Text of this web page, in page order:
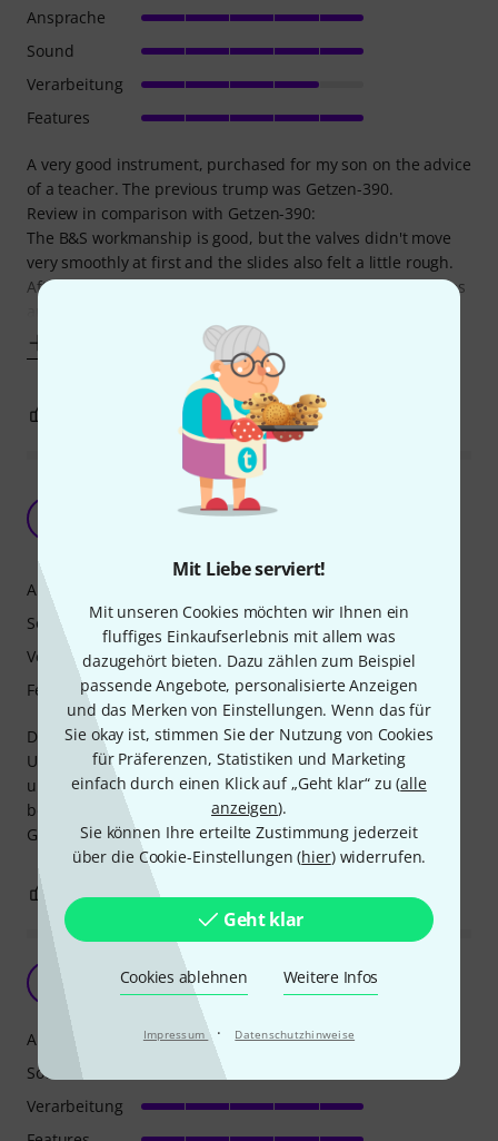
Mit Liebe serviert!
Mit unseren Cookies möchten wir Ihnen ein
fluffiges Einkaufserlebnis mit allem was
dazugehört bieten. Dazu zählen zum Beispiel
passende Angebote, personalisierte Anzeigen
und das Merken von Einstellungen. Wenn das für
Sie okay ist, stimmen Sie der Nutzung von Cookies
für Präferenzen, Statistiken und Marketing
einfach durch einen Klick auf „Geht klar“ zu (alle
anzeigen).
Sie können Ihre erteilte Zustimmung jederzeit
über die Cookie-Einstellungen (hier) widerrufen.
Geht klar
Cookies ablehnen Weitere Infos
Impressum · Datenschutzhinweise
A very good instrument, purchased for my son on the advice
of a teacher. The previous trump was Getzen-390.
Review in comparison with Getzen-390:
The B&S workmanship is good, but the valves didn't move
very smoothly at first and the slides also felt a little rough.
After 1 month, the valves returned to normal, but the slides
Ansprache
Sound
Verarbeitung
Features
BEWERTUNG MELDEN
1 A mit der "fast" baugleichen Bach 180-37 ML
Stradivarius
Der direkte Vergleich mit der Bach ergibt keinen
Unterschied in Ansprache, Tonqualität, Variabilität, Höhe
und Stimmung. Auch die Verarbeitung kann mit "sehr gut"
bezeichnet werden und das für nur ca. die Hälfte des
Geldes. Kompliment, ----> made in Germany!
Ansprache
Sound
Verarbeitung
Features
Flo Mö 04.12.2024
Ansprache
Sound
Verarbeitung